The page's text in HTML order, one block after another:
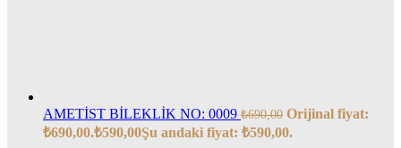
AMETİST BİLEKLİK NO: 0009 ₺690,00 Orijinal fiyat:
₺690,00.₺590,00Şu andaki fiyat: ₺590,00.